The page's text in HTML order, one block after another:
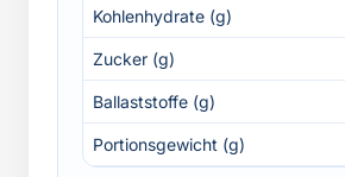
Kohlenhydrate (g)
Zucker (g)
Ballaststoffe (g)
Portionsgewicht (g)